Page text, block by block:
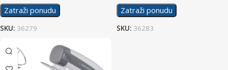
Zatraži ponudu
SKU: 36279
Zatraži ponudu
SKU: 36283